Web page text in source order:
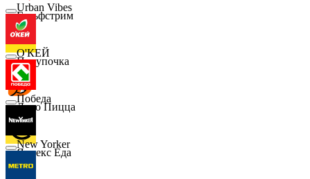
Гольфстрим
Покупочка
Додо Пицца
Яндекс Еда
Urban Vibes
О'КЕЙ
Победа
New Yorker